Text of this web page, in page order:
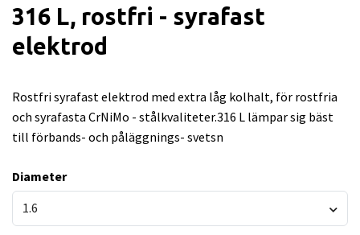
316 L, rostfri - syrafast
elektrod
Rostfri syrafast elektrod med extra låg kolhalt, för rostfria
och syrafasta CrNiMo - stålkvaliteter.316 L lämpar sig bäst
till förbands- och påläggnings- svetsn
Diameter
1.6